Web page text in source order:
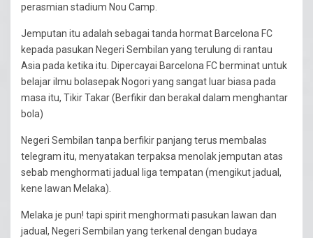
perasmian stadium Nou Camp.
Jemputan itu adalah sebagai tanda hormat Barcelona FC
kepada pasukan Negeri Sembilan yang terulung di rantau
Asia pada ketika itu. Dipercayai Barcelona FC berminat untuk
belajar ilmu bolasepak Nogori yang sangat luar biasa pada
masa itu, Tikir Takar (Berfikir dan berakal dalam menghantar
bola)
Negeri Sembilan tanpa berfikir panjang terus membalas
telegram itu, menyatakan terpaksa menolak jemputan atas
sebab menghormati jadual liga tempatan (mengikut jadual,
kene lawan Melaka).
Melaka je pun! tapi spirit menghormati pasukan lawan dan
jadual, Negeri Sembilan yang terkenal dengan budaya